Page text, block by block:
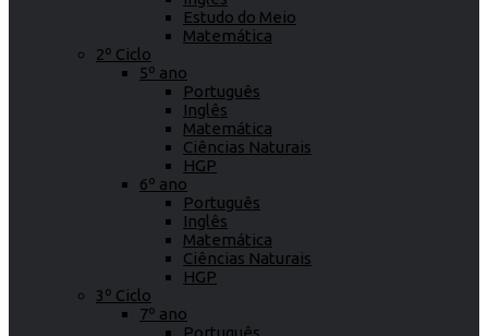
Estudo do Meio
Matemática
2º Ciclo
5º ano
Português
Inglês
Matemática
Ciências Naturais
HGP
6º ano
Português
Inglês
Matemática
Ciências Naturais
HGP
3º Ciclo
7º ano